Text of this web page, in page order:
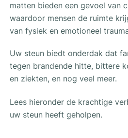
matten bieden een gevoel van
waardoor mensen de ruimte
van fysiek en emotioneel
Uw steun biedt onderdak dat
tegen brandende hitte, bittere
en ziekten, en nog veel meer.
Lees hieronder de krachtige
uw steun heeft geholpen.